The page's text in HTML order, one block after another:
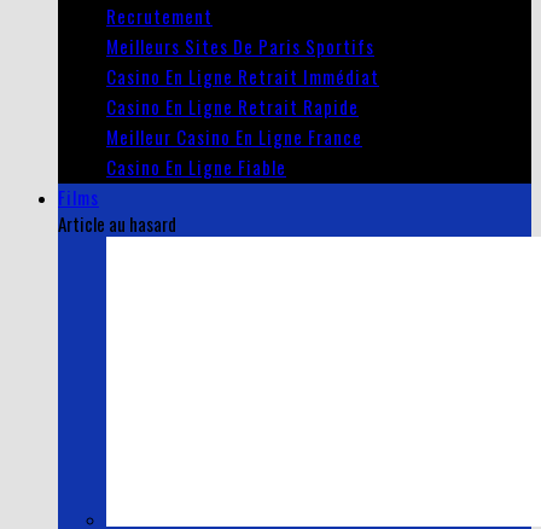
Recrutement
Meilleurs Sites De Paris Sportifs
Casino En Ligne Retrait Immédiat
Casino En Ligne Retrait Rapide
Meilleur Casino En Ligne France
Casino En Ligne Fiable
Films
Article au hasard